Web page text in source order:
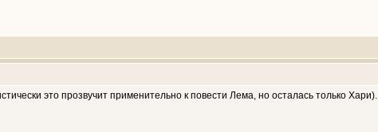
это прозвучит применительно к повести Лема, но осталась только Хари).